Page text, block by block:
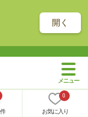
開く
0
お気に入り